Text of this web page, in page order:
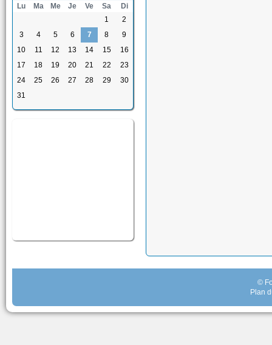
Lu Ma Me Je Ve Sa
Di
1
2
3
4 5 6 7 8
9
10
11 12 13 14 15
16
17
18 19 20 21 22
23
24
25 26 27 28 29
30
31
©
Plan